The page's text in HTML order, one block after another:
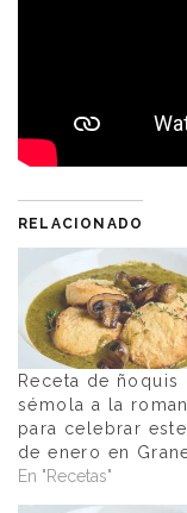
RELACIONADO
Receta de ñoquis
sémola a la
para celebrar
de enero en
En "Recetas"